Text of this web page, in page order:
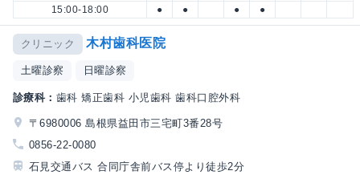
15:00-18:00
● ● ● ●
クリニック 木村歯科医院
土曜診察 日曜診察
診療科： 歯科 矯正歯科 小児歯科 歯科口腔外科
〒6980006 島根県益田市三宅町3番28号
0856-22-0080
石見交通バス 合同庁舎前バス停より徒歩2分